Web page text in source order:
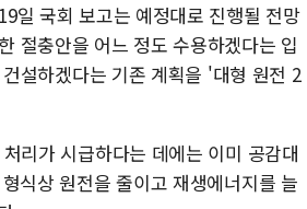
일 국회 보고는 예정대로 진행될 전망
절충안을 어느 정도 수용하겠다는 입
설하겠다는 기존 계획을 '대형 원전 2
리가 시급하다는 데에는 이미 공감대
식상 원전을 줄이고 재생에너지를 늘